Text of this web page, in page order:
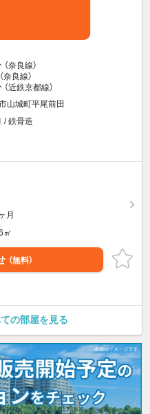
（奈良線）
奈良線）
（近鉄京都線）
山城町平尾前田
/ 鉄骨造
月
㎡
（無料）
の部屋を見る